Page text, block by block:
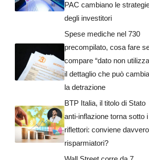
PAC cambiano le
degli investitori
Spese mediche nel 730
precompilato, cosa fare
compare “dato non
il dettaglio che può
la detrazione
BTP Italia, il titolo di Stato
anti-inflazione torna sotto i
riflettori: conviene
risparmiatori?